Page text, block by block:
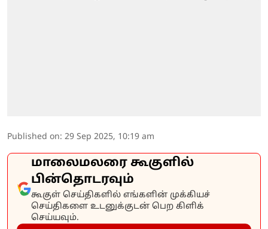
Published on: 29 Sep 2025, 10:19 am
மாலைமலரை கூகுளில்
பின்தொடரவும்
கூகுள் செய்திகளில் எங்களின் முக்கியச்
செய்திகளை உடனுக்குடன் பெற கிளிக்
செய்யவும்.